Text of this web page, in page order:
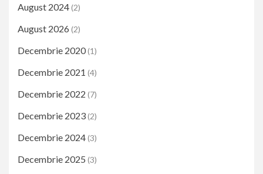
August 2024(2)
August 2026 (2)
Decembrie 2020(1)
Decembrie 2021 (4)
Decembrie 2022 (7)
Decembrie 2023(2)
Decembrie 2024(3)
Decembrie 2025 (3)